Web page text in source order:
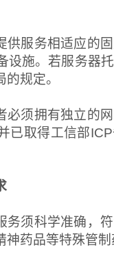
服务相适应的固
设施。若服务器
规定。
须拥有独立的网
已取得工信部
须科学准确，符
神药品等特殊管